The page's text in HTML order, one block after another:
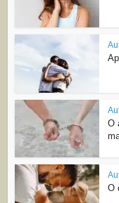
O
O